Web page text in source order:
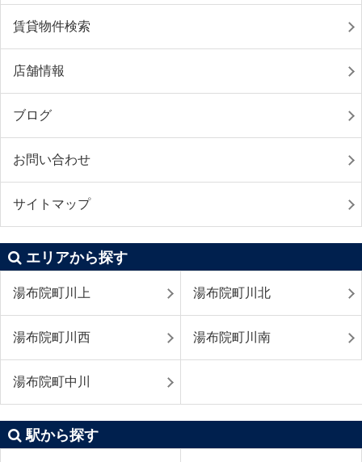
賃貸物件検索
店舗情報
ブログ
お問い合わせ
サイトマップ
エリアから探す
湯布院町川上 湯布院町川北
湯布院町川西 湯布院町川南
湯布院町中川
駅から探す